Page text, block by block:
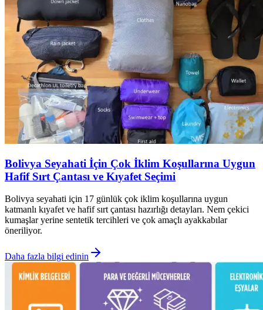
Bolivya Seyahati İçin Çok İklim Koşullarına Uygun
Hafif Sırt Çantası ve Kıyafet Seçimi
Bolivya seyahati için 17 günlük çok iklim koşullarına uygun
katmanlı kıyafet ve hafif sırt çantası hazırlığı detayları. Nem çekici
kumaşlar yerine sentetik tercihleri ve çok amaçlı ayakkabılar
öneriliyor.
Daha fazla bilgi edinin